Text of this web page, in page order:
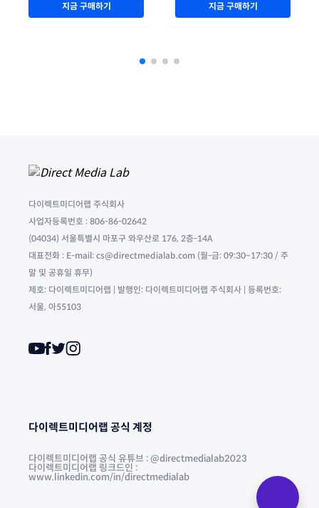
지금 구매하기 지금 구매하기
다이렉트미디어랩 주식회사
사업자등록번호 : 806-86-02642
(04034) 서울특별시 마포구 와우산로 176, 2층-14A
대표전화 : E-mail: cs@directmedialab.com (월-금: 09:30~17:30 / 주
말 및 공휴일 휴무)
제호: 다이렉트미디어랩 | 발행인: 다이렉트미디어랩 주식회사 | 등록번호:
서울, 아55103
다이렉트미디어랩 공식 계정
다이렉트미디어랩 공식 유튜브 : @directmedialab2023
다이렉트미디어랩 링크드인 :
www.linkedin.com/in/directmedialab